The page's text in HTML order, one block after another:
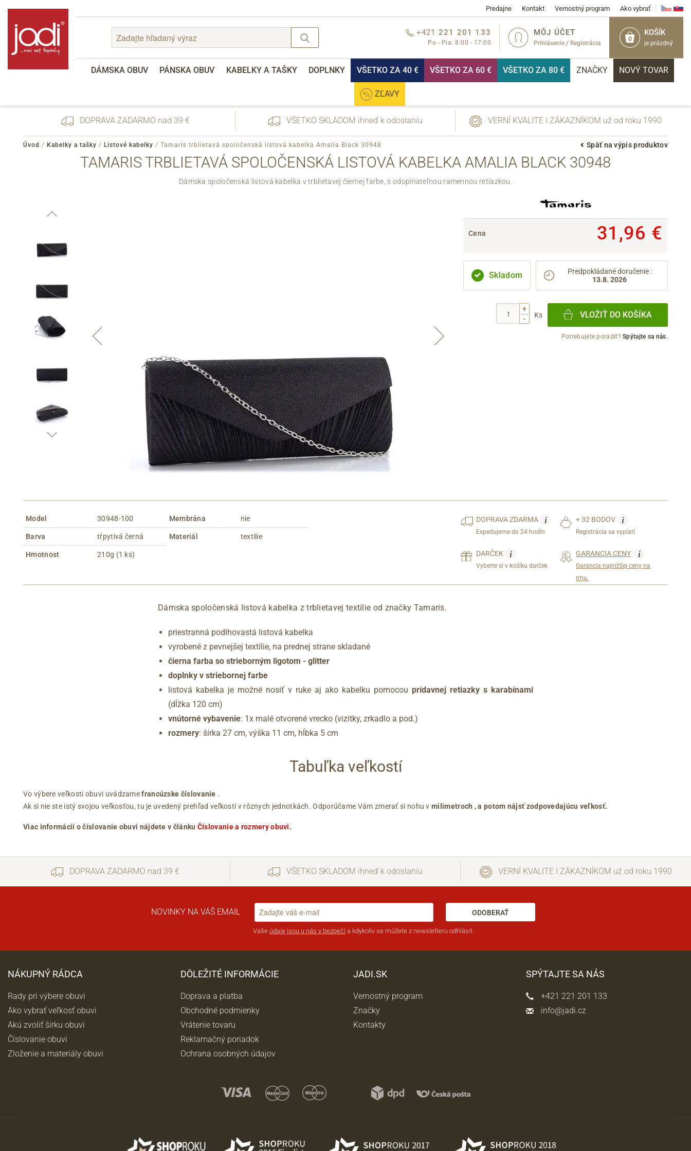
Predajne Kontakt Vernostný program Ako vybrať
0
KOŠÍK
je prázdný
MÔJ ÚČET
Prihlásenie / Registrácia
+421 221 201 133
Po - Pia: 8:00 - 17:00
DÁMSKA OBUV PÁNSKA OBUV KABELKY A TAŠKY DOPLNKY VŠETKO ZA 40 € VŠETKO ZA 60 € VŠETKO ZA 80 € ZNAČKY NOVÝ TOVAR
ZĽAVY
Zabudnuté heslo
DOPRAVA ZADARMO nad 39 € VŠETKO SKLADOM ihneď k odoslaniu VERNÍ KVALITE I ZÁKAZNÍKOM už od roku 1990
Späť na výpis produktov
Úvod / Kabelky a tašky / Listové kabelky / Tamaris trblietavá spoločenská listová kabelka Amalia Black 30948
TAMARIS TRBLIETAVÁ SPOLOČENSKÁ LISTOVÁ KABELKA AMALIA BLACK 30948
Dámska spoločenská listová kabelka v trblietavej čiernej farbe, s odopínateľnou ramennou retiazkou.
Cena 31,96 €
Skladom Predpokládané doručenie :
13.8. 2026
+
-
Ks VLOŽIŤ DO KOŠÍKA
Potrebujete poradiť?Spýtajte sa nás.
Model 30948-100
Barva třpytivá černá
Hmotnost 210g (1 ks)
Membrána nie
Materiál textilie
DOPRAVAZDARMA i
Expedujeme do 24 hodín
+ 32 BODOV i
Registrácia sa vyplatí
DARČEK i
Vyberte si v košíku darček
GARANCIA CENY i
Garancia najnižšej ceny na
trhu.
Dámska spoločenská listová kabelka z trblietavej textílie od značky Tamaris.
priestranná podlhovastá listová kabelka
vyrobené z pevnejšej textílie, na prednej strane skladané
čierna farba so strieborným ligotom - glitter
doplnky v striebornej farbe
listová kabelka je možné nosiť v ruke aj ako kabelku pomocou prídavnej retiazky s karabínami
(dĺžka 120 cm)
vnútorné vybavenie: 1x malé otvorené vrecko (vizitky, zrkadlo a pod.)
rozmery: šírka 27 cm, výška 11 cm, hĺbka 5 cm
Tabuľka veľkostí
Vo výbere veľkosti obuvi uvádzamefrancúzske číslovanie .
Ak si nie ste istý svojou veľkosťou, tu je uvedený prehľad veľkostí v rôznych jednotkách. Odporúčame Vám zmerať si nohu vmilimetroch , a potom nájsť zodpovedajúcu veľkosť.
Viac informácií o číslovanie obuvi nájdete v článku Číslovanie a rozmery obuvi.
DOPRAVA ZADARMO nad 39 € VŠETKO SKLADOM ihneď k odoslaniu VERNÍ KVALITE I ZÁKAZNÍKOM už od roku 1990
NOVINKY NA VÁŠ EMAIL ODOBERAŤ
Vaše údaje jsou u nás v bezpečí a kdykoliv se můžete z newsletteru odhlásit.
NÁKUPNÝ RÁDCA
Rady pri výbere obuvi
Ako vybrať veľkosť obuvi
Akú zvoliť šírku obuvi
Číslovanie obuvi
Zloženie a materiály obuvi
DÔLEŽITÉ INFORMÁCIE
Doprava a platba
Obchodné podmienky
Vrátenie tovaru
Reklamačný poriadok
Ochrana osobných údajov
JADI.SK
Vernostný program
Značky
Kontakty
SPÝTAJTE SA NÁS
+421 221 201 133
info@jadi.cz